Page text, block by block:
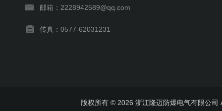
邮箱：2228942589@qq.com
传真：0577-62031231
版权所有 © 2026 浙江隆迈防爆电气有限